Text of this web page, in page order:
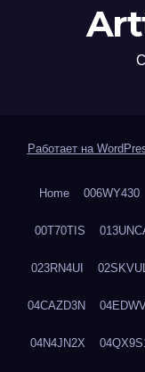
Работает на
Home 006WY430
00T70TIS
023RN4UI
04CAZD3N
04N4JN2X